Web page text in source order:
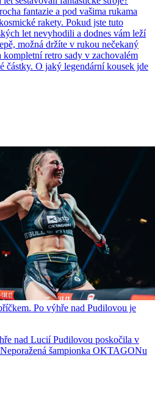
fantazie a pod vašima rukama
rakety. Pokud jste tuto
let nevyhodili a dodnes vám leží
možná držíte v rukou nečekaný
kompletní retro sady v zachovalém
částky. O jaký legendární kousek jde
Po výhře nad Pudilovou je
nad Lucií Pudilovou poskočila v
šampionka OKTAGONu